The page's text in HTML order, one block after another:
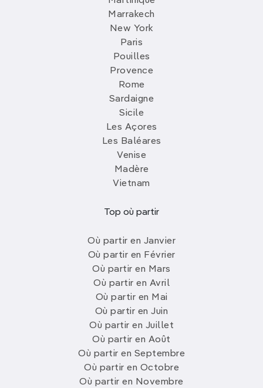
Marrakech
New York
Paris
Pouilles
Provence
Rome
Sardaigne
Sicile
Les Açores
Les Baléares
Venise
Madère
Vietnam
Top où partir
Où partir en Janvier
Où partir en Février
Où partir en Mars
Où partir en Avril
Où partir en Mai
Où partir en Juin
Où partir en Juillet
Où partir en Août
Où partir en Septembre
Où partir en Octobre
Où partir en Novembre